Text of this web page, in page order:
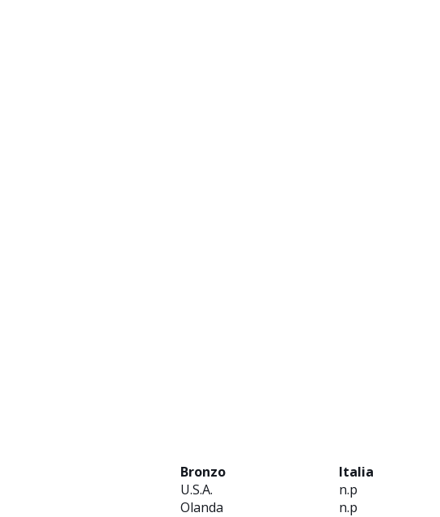
Bronzo
Italia
U.S.A.
n.p
Olanda
n.p